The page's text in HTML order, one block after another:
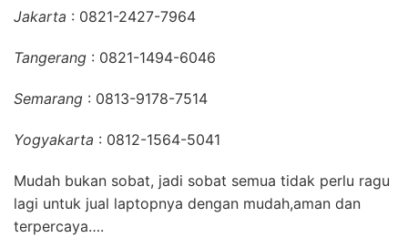
Jakarta : 0821-2427-7964
Tangerang : 0821-1494-6046
Semarang : 0813-9178-7514
Yogyakarta : 0812-1564-5041
Mudah bukan sobat, jadi sobat semua tidak perlu ragu
lagi untuk jual laptopnya dengan mudah,aman dan
terpercaya….